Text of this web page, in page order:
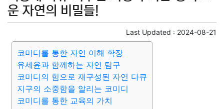
운 자연의 비밀들!
Last Updated : 2024-08-21
코미디를 통한 자연 이해 확장
유세윤과 함께하는 자연 탐구
코미디의 힘으로 재구성된 자연 다큐
지구의 소중함을 알리는 코미디
코미디를 통한 교육의 가치